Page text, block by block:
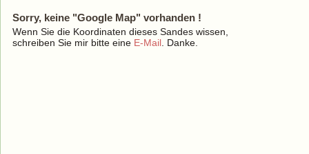
Sorry, keine "Google Map" vorhanden !
Wenn Sie die Koordinaten dieses Sandes wissen,
schreiben Sie mir bitte eine E-Mail . Danke.